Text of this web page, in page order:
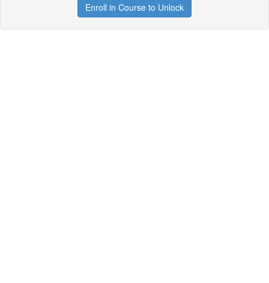
Enroll in Course to Unlock